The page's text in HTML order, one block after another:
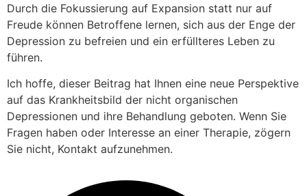
Durch die Fokussierung auf Expansion statt nur auf
Freude können Betroffene lernen, sich aus der Enge der
Depression zu befreien und ein erfüllteres Leben zu
führen.
Ich hoffe, dieser Beitrag hat Ihnen eine neue Perspektive
auf das Krankheitsbild der nicht organischen
Depressionen und ihre Behandlung geboten. Wenn Sie
Fragen haben oder Interesse an einer Therapie, zögern
Sie nicht, Kontakt aufzunehmen.